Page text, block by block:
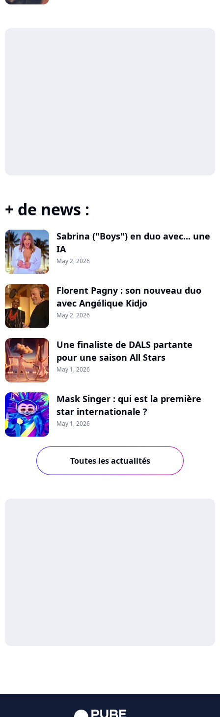
+ de news :
Sabrina ("Boys") en duo avec... une
IA
May 2, 2026
Florent Pagny : son nouveau duo
avec Angélique Kidjo
May 2, 2026
Une finaliste de DALS partante
pour une saison All Stars
May 1, 2026
Mask Singer : qui est la première
star internationale ?
May 1, 2026
Toutes les actualités